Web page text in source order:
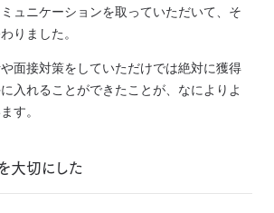
ュニケーションを取っていただいて、そ
りました。
面接対策をしていただけでは絶対に獲得
入れることができたことが、なによりよ
す。
大切にした